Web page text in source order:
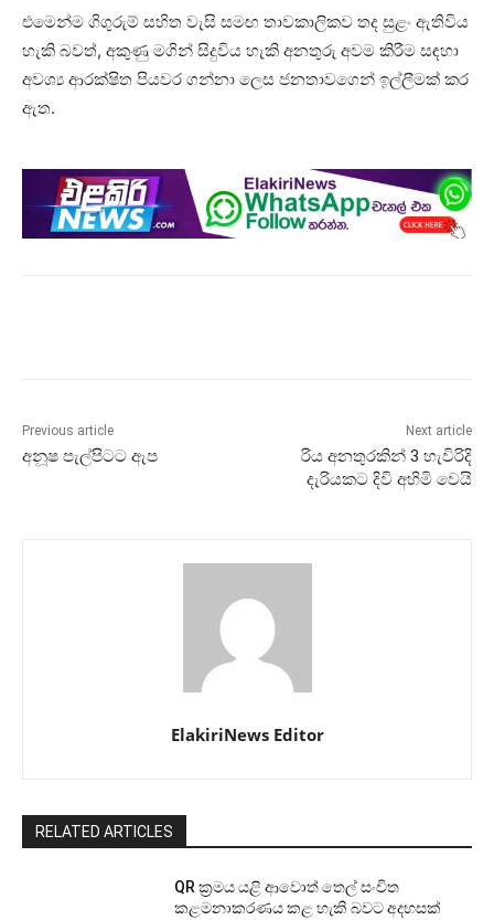
එමෙන්ම ගිගුරුම් සහිත වැසි සමඟ තාවකාලිකව තද සුළං ඇතිවිය
හැකි බවත්, අකුණු මගින් සිදුවිය හැකි අනතුරු අවම කිරීම සඳහා
අවශ්‍ය ආරක්ෂිත පියවර ගන්නා ලෙස ජනතාවගෙන් ඉල්ලීමක් කර
ඇත.
Previous article
අනූෂ පැල්පිටට ඇප
Next article
රිය අනතුරකින් 3 හැවිරිදි
දැරියකට දිවි අහිමි වෙයි
ElakiriNews Editor
RELATED ARTICLES
QR ක්‍රමය යළි ආවොත් තෙල් සංචිත
කළමනාකරණය කළ හැකි බවට අදහසක්